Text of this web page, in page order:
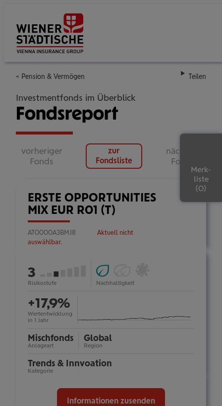
Pension & Vermögen Teilen
Investmentfonds im Überblick
Fondsreport
ERSTE OPPORTUNITIES
MIX EUR R01 (T)
AT0000A3BMJ8
Aktuell nicht
auswählbar.
vorheriger
Fonds
zur
Fondsliste
nächster
Fonds
Risikostufe
3
von
7
Nachhaltigkeit
ESG
Fonds
(Art.Investments
Wertentwicklung
in 1 Jahr
+17,9%
Anlageart
Mischfonds
Region
Global
Kategorie
Trends & Innvoation
Informationen zusenden
Merk-
liste